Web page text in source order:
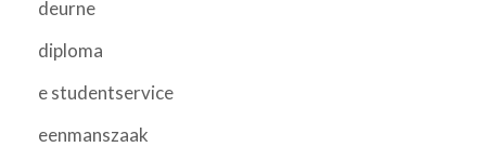
deurne
diploma
e studentservice
eenmanszaak